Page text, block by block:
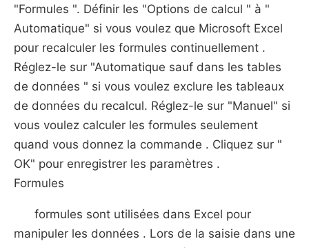
"Formules ". Définir les "Options de calcul " à "
Automatique" si vous voulez que Microsoft Excel
pour recalculer les formules continuellement .
Réglez-le sur "Automatique sauf dans les tables
de données " si vous voulez exclure les tableaux
de données du recalcul. Réglez-le sur "Manuel" si
vous voulez calculer les formules seulement
quand vous donnez la commande . Cliquez sur "
OK" pour enregistrer les paramètres .
Formules
formules sont utilisées dans Excel pour
manipuler les données . Lors de la saisie dans une